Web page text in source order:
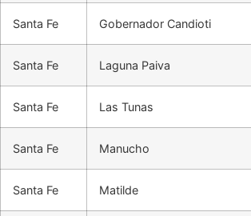
Santa Fe Gobernador Candioti
Santa Fe Laguna Paiva
Santa Fe Las Tunas
Santa Fe Manucho
Santa Fe Matilde